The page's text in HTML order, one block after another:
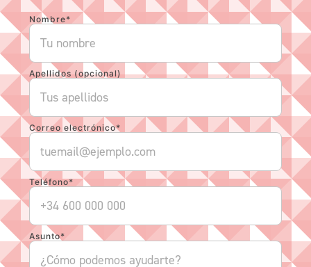
Nombre*
Apellidos (opcional)
Correo electrónico*
Teléfono*
Asunto*